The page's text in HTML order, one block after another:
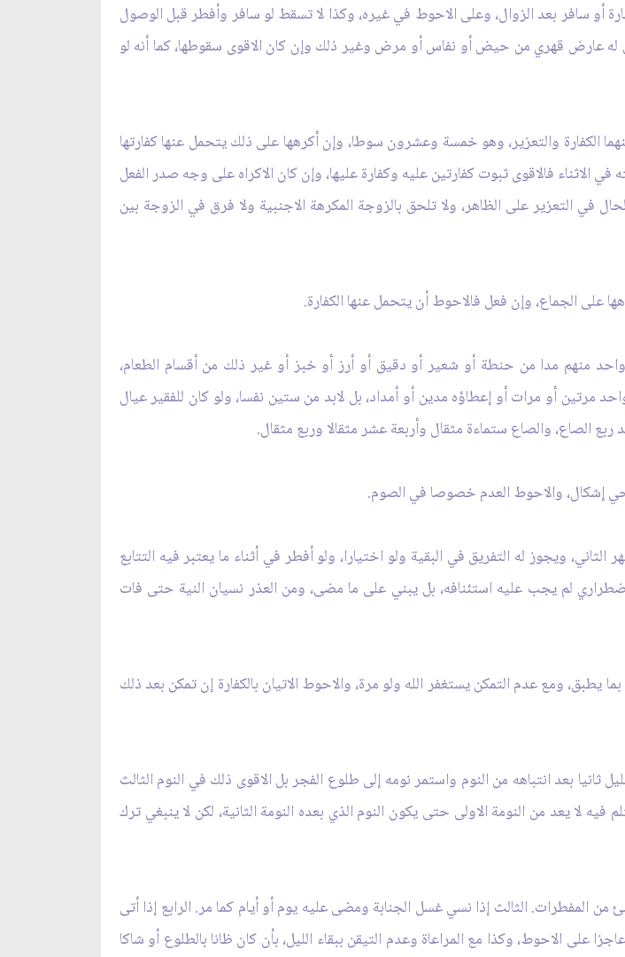
أو سافر بعد الزوال، وعلى الاحوط في غيره، وكذا لا تسقط لو سافر وأفطر قبل الوصول
عارض قهري من حيض أو نفاس أو مرض وغير ذلك وإن كان الاقوى سقوطها، كما أنه لو
والتعزير، وهو خمسة وعشرون سوطا، وإن أكرهها على ذلك يتحمل عنها كفارتها
الاثناء فالاقوى ثبوت كفارتين عليه وكفارة عليها، وإن كان الاكراه على وجه صدر الفعل
في التعزير على الظاهر، ولا تلحق بالزوجة المكرهة الاجنبية ولا فرق في الزوجة بين
على الجماع، وإن فعل فالاحوط أن يتحمل عنها الكفارة.
واحد منهم مدا من حنطة أو شعير أو دقيق أو أرز أو خبز أو غير ذلك من أقسام الطعام،
أو مرات أو إعطاؤه مدين أو أمداد، بل لابد من ستين نفسا، ولو كان للفقير عيال
الصاع، والصاع ستماءة مثقال وأربعة عشر مثقالا وربع مثقال.
إشكال، والاحوط العدم خصوصا في الصوم.
ويجوز له التفريق في البقية ولو اختيارا، ولو أفطر في أثناء ما يعتبر فيه التتابع
لم يجب عليه استئنافه، بل يبني على ما مضى، ومن العذر نسيان النية حتى فات
ومع عدم التمكن يستغفر الله ولو مرة، والاحوط الاتيان بالكفارة إن تمكن بعد ذلك
ثانيا بعد انتباهه من النوم واستمر نومه إلى طلوع الفجر بل الاقوى ذلك في النوم الثالث
لا يعد من النومة الاولى حتى يكون النوم الذي بعده النومة الثانية، لكن لا ينبغي ترك
من المفطرات. الثالث إذا نسي غسل الجنابة ومضى عليه يوم أو أيام كما مر. الرابع إذا أتى
على الاحوط، وكذا مع المراعاة وعدم التيقن ببقاء الليل، بأن كان ظانا بالطلوع أو شاكا